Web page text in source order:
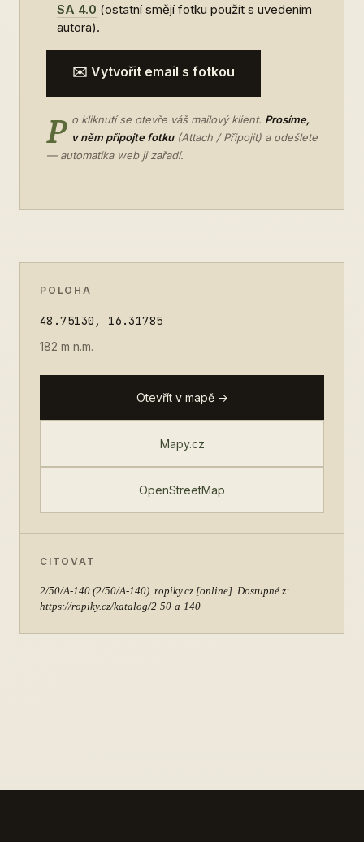
SA 4.0 (ostatní smějí fotku použít s uvedením
autora).
✉️ Vytvořit email s fotkou
P o kliknutí se otevře váš mailový klient. Prosíme,
v něm připojte fotku(Attach / Připojit) a odešlete
— automatika web ji zařadí.
POLOHA
48.75130, 16.31785
182 m n.m.
Otevřít v mapě →
Mapy.cz
OpenStreetMap
CITOVAT
2/50/A-140 (2/50/A-140). ropiky.cz [online]. Dostupné z:
https://ropiky.cz/katalog/2-50-a-140